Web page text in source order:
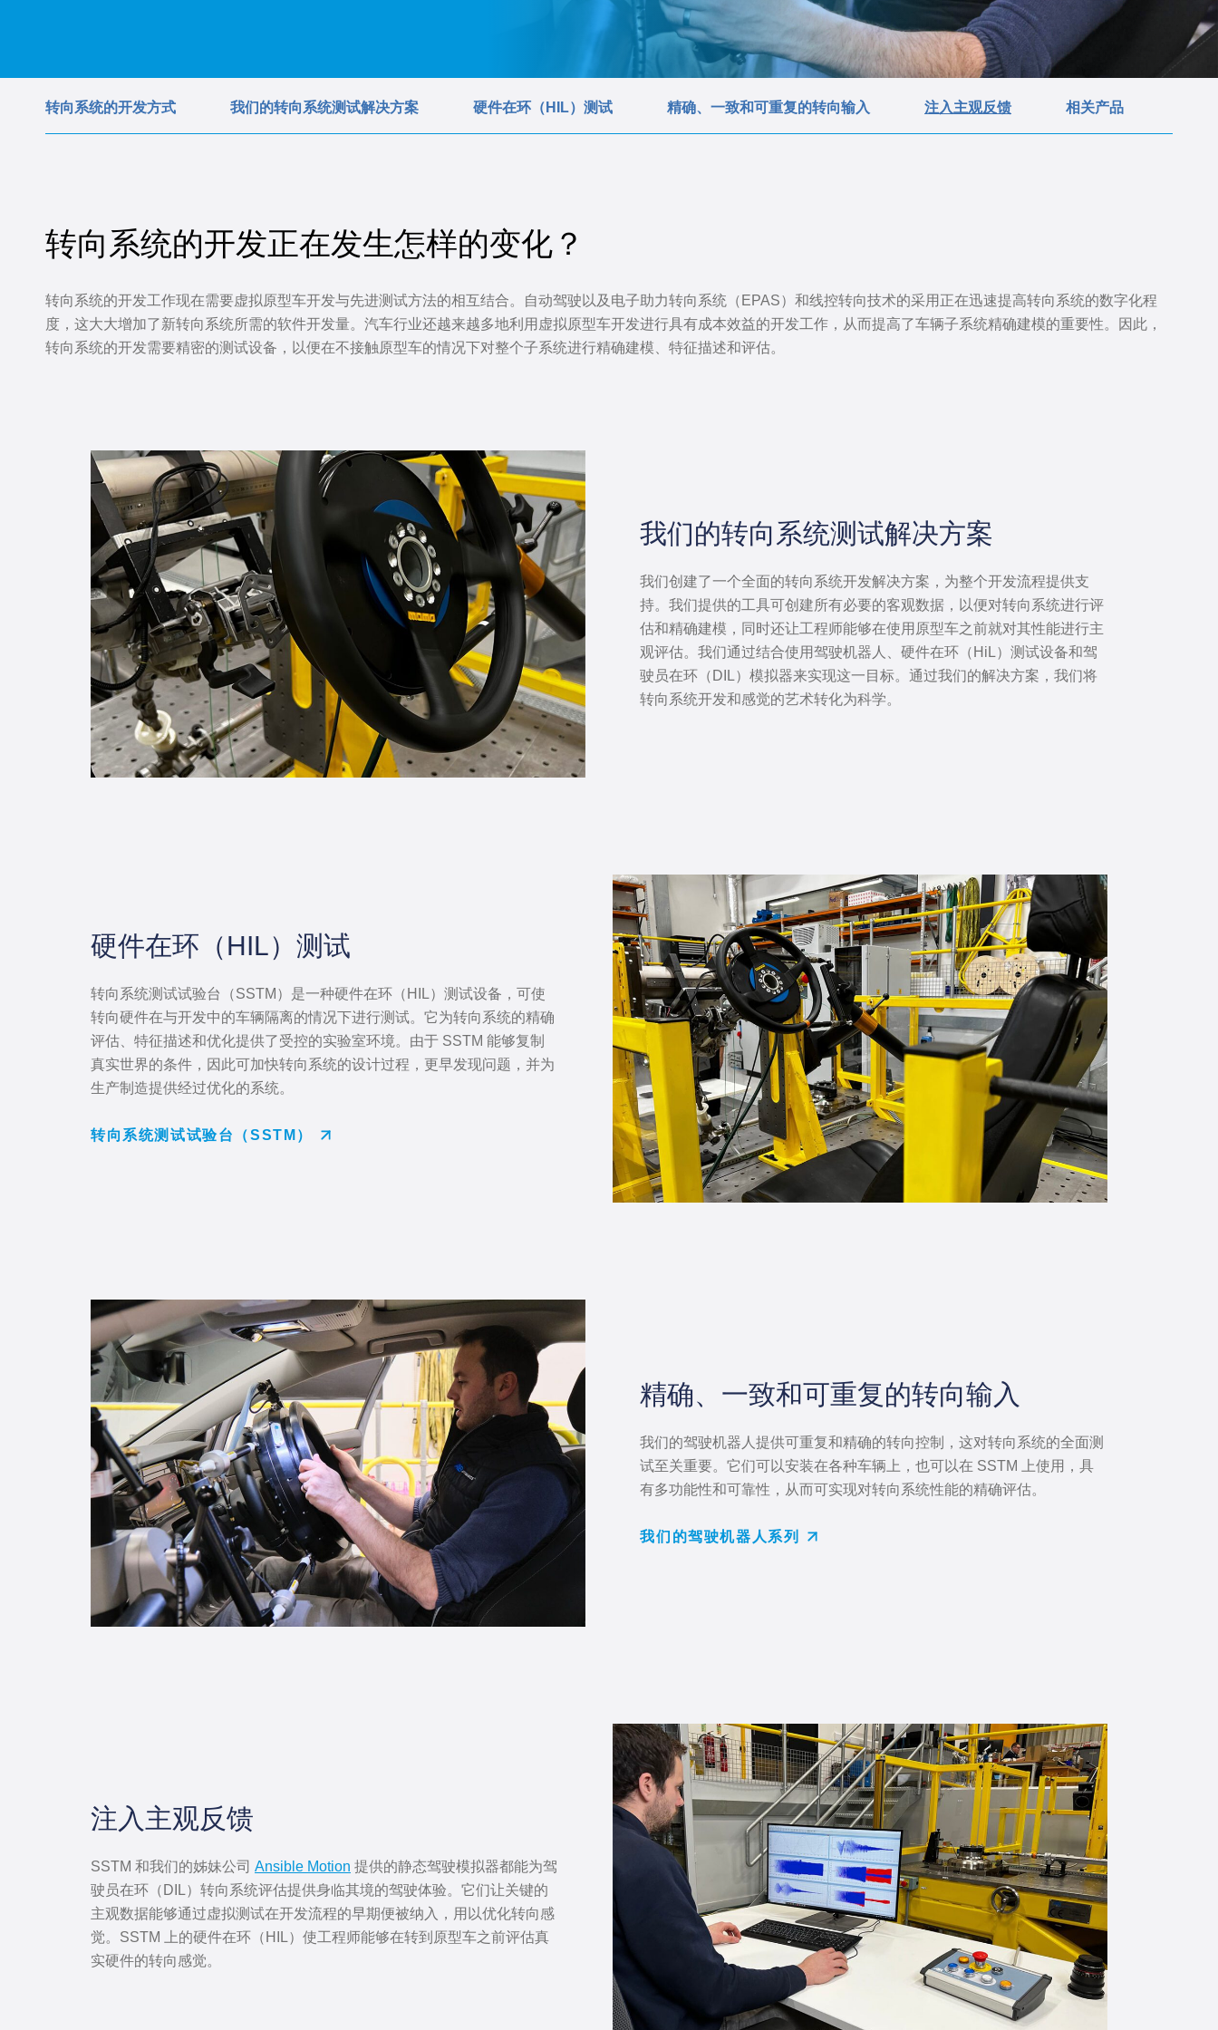
转向系统的开发方式 我们的转向系统测试解决方案 硬件在环（HIL）测试 精确、一致和可重复的转向输入 注入主观反馈 相关产品
转向系统的开发正在发生怎样的变化？
转向系统的开发工作现在需要虚拟原型车开发与先进测试方法的相互结合。自动驾驶以及电子助力转向系统（EPAS）和线控转向技术的采用正在迅速提高转向系统的数字化程
度，这大大增加了新转向系统所需的软件开发量。汽车行业还越来越多地利用虚拟原型车开发进行具有成本效益的开发工作，从而提高了车辆子系统精确建模的重要性。因此，
转向系统的开发需要精密的测试设备，以便在不接触原型车的情况下对整个子系统进行精确建模、特征描述和评估。
我们的转向系统测试解决方案
我们创建了一个全面的转向系统开发解决方案，为整个开发流程提供支
持。我们提供的工具可创建所有必要的客观数据，以便对转向系统进行评
估和精确建模，同时还让工程师能够在使用原型车之前就对其性能进行主
观评估。我们通过结合使用驾驶机器人、硬件在环（HiL）测试设备和驾
驶员在环（DIL）模拟器来实现这一目标。通过我们的解决方案，我们将
转向系统开发和感觉的艺术转化为科学。
硬件在环（HIL）测试
转向系统测试试验台（SSTM）是一种硬件在环（HIL）测试设备，可使
转向硬件在与开发中的车辆隔离的情况下进行测试。它为转向系统的精确
评估、特征描述和优化提供了受控的实验室环境。由于 SSTM 能够复制
真实世界的条件，因此可加快转向系统的设计过程，更早发现问题，并为
生产制造提供经过优化的系统。
转向系统测试试验台（SSTM）
精确、一致和可重复的转向输入
我们的驾驶机器人提供可重复和精确的转向控制，这对转向系统的全面测
试至关重要。它们可以安装在各种车辆上，也可以在 SSTM 上使用，具
有多功能性和可靠性，从而可实现对转向系统性能的精确评估。
我们的驾驶机器人系列
注入主观反馈
SSTM 和我们的姊妹公司 Ansible Motion 提供的静态驾驶模拟器都能为驾
驶员在环（DIL）转向系统评估提供身临其境的驾驶体验。它们让关键的
主观数据能够通过虚拟测试在开发流程的早期便被纳入，用以优化转向感
觉。SSTM 上的硬件在环（HIL）使工程师能够在转到原型车之前评估真
实硬件的转向感觉。